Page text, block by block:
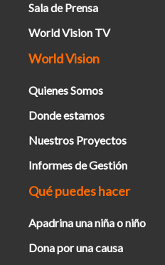
Sala de Prensa
World Vision TV
World Vision
Quienes Somos
Donde estamos
Nuestros Proyectos
Informes de Gestión
Qué puedes hacer
Apadrina una niña o niño
Dona por una causa